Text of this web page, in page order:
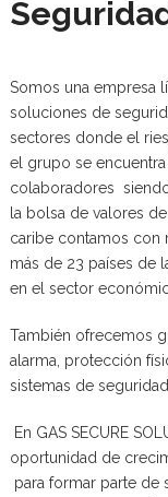
Somos una empresa
soluciones de
sectores donde el
el grupo se
colaboradores
la bolsa de valores
caribe contamos con
más de 23 países de
en el sector
También ofrecemos
alarma, protección
sistemas de
En GAS SECURE
oportunidad de
para formar parte de